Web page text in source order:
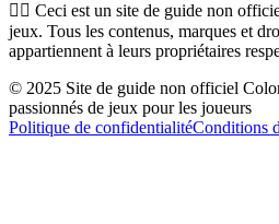
👉🏻 Ceci est un site de guide non
jeux. Tous les contenus, marques et
appartiennent à leurs propriétaires
© 2025 Site de guide non officiel
passionnés de jeux pour les joueurs
Politique de confidentialitéConditions